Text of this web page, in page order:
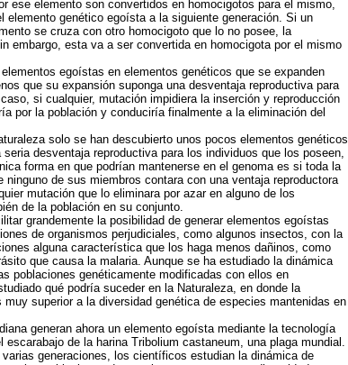
ese elemento son convertidos en homocigotos para el mismo,
elemento genético egoísta a la siguiente generación. Si un
se cruza con otro homocigoto que lo no posee, la
embargo, esta va a ser convertida en homocigota por el mismo
egoístas en elementos genéticos que se expanden
que su expansión suponga una desventaja reproductiva para
si cualquier, mutación impidiera la inserción y reproducción
por la población y conduciría finalmente a la eliminación del
solo se han descubierto unos pocos elementos genéticos
desventaja reproductiva para los individuos que los poseen,
forma en que podrían mantenerse en el genoma es si toda la
de sus miembros contara con una ventaja reproductora
mutación que lo eliminara por azar en alguno de los
de la población en su conjunto.
grandemente la posibilidad de generar elementos egoístas
de organismos perjudiciales, como algunos insectos, con la
alguna característica que los haga menos dañinos, como
que causa la malaria. Aunque se ha estudiado la dinámica
poblaciones genéticamente modificadas con ellos en
qué podría suceder en la Naturaleza, en donde la
superior a la diversidad genética de especies mantenidas en
generan ahora un elemento egoísta mediante la tecnología
de la harina Tribolium castaneum, una plaga mundial.
generaciones, los científicos estudian la dinámica de